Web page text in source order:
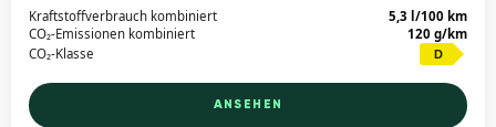
Kraftstoffverbrauch kombiniert
5,3 l/100 km
CO₂-Emissionen kombiniert
120 g/km
CO₂-Klasse
D
ANSEHEN